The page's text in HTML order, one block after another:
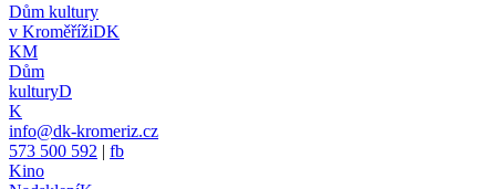
Dům kultury
v KroměřížiDK
KM
Dům
kulturyD
K
info@dk-kromeriz.cz
573 500 592 | fb
Kino